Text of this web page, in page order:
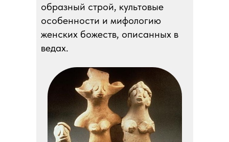
образный строй, культовые
особенности и мифологию
женских божеств, описанных в
ведах.